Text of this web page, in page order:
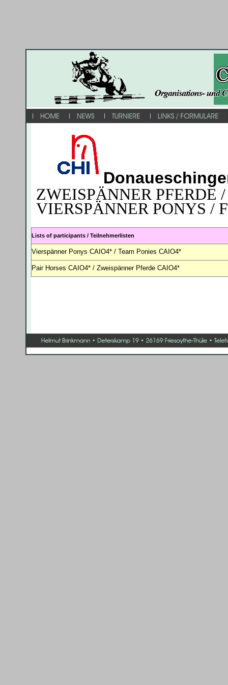
D
ZWEISPÄNNER PFERDE
VIERSPÄNNER PONYS /
Lists of participants / Teilnehmerlisten
Vierspänner Ponys CAIO4* / Team Ponies CAIO4*
Pair Horses CAIO4* / Zweispänner Pferde CAIO4*